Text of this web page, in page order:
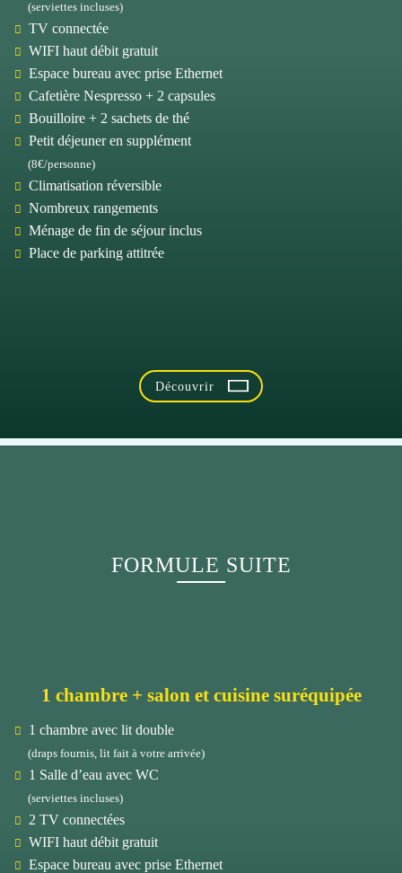
Découvrir
(serviettes incluses)
TV connectée
WIFI haut débit gratuit
Espace bureau avec prise Ethernet
Cafetière Nespresso + 2 capsules
Bouilloire + 2 sachets de thé
Petit déjeuner en supplément
(8€/personne)
Climatisation réversible
Nombreux rangements
Ménage de fin de séjour inclus
Place de parking attitrée
FORMULE SUITE
1 chambre + salon et cuisine suréquipée
1 chambre avec lit double
(draps fournis, lit fait à votre arrivée)
1 Salle d’eau avec WC
(serviettes incluses)
2 TV connectées
WIFI haut débit gratuit
Espace bureau avec prise Ethernet